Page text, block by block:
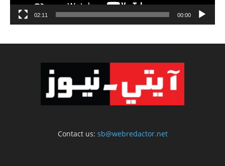
00:00
02:11
Contact us: sb@webredactor.net